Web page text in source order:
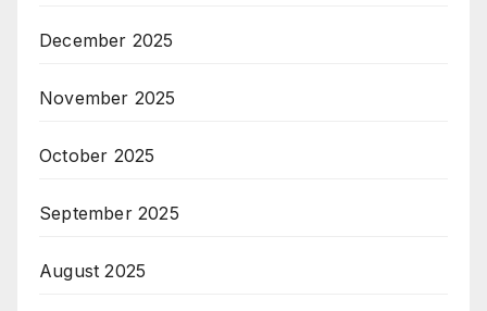
December 2025
November 2025
October 2025
September 2025
August 2025